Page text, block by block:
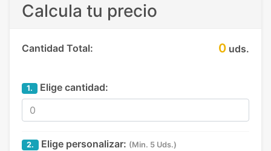
Calcula tu precio
Cantidad Total: 0 uds.
1. Elige cantidad:
2. Elige personalizar: (Min. 5 Uds.)